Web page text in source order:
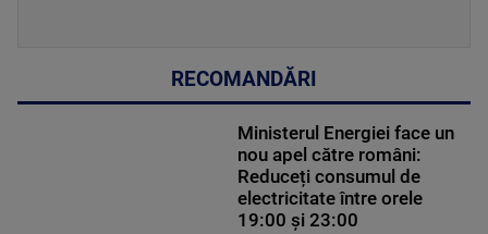
RECOMANDĂRI
Ministerul Energiei face un
nou apel către români:
Reduceți consumul de
electricitate între orele
19:00 și 23:00